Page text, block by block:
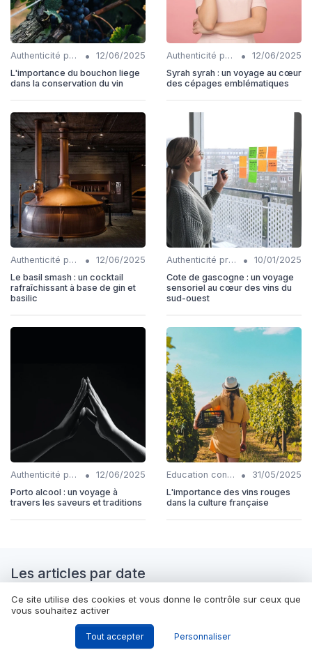
Authenticité produits •
12/06/2025
L'importance du bouchon liege
dans la conservation du vin
Authenticité produits •
12/06/2025
Syrah syrah : un voyage au cœur
des cépages emblématiques
Authenticité produits •
12/06/2025
Le basil smash : un cocktail
rafraîchissant à base de gin et
basilic
Authenticité produits •
10/01/2025
Cote de gascogne : un voyage
sensoriel au cœur des vins du
sud-ouest
Authenticité produits •
12/06/2025
Porto alcool : un voyage à
travers les saveurs et traditions
Education consommateurs •
31/05/2025
L'importance des vins rouges
dans la culture française
Les articles par date
Octobre 2023
Novembre 2023
Mars 2024
Ce site utilise des cookies et vous donne le contrôle sur ceux que
vous souhaitez activer
Tout accepter Personnaliser